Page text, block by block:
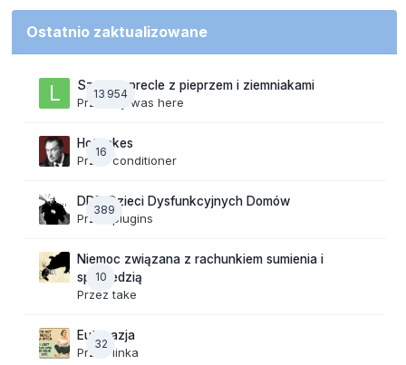
Ostatnio zaktualizowane
13 954
Szalone precle z pieprzem i ziemniakami
Przezlily was here
16
Hot takes
Przez conditioner
389
DDD Dzieci Dysfunkcyjnych Domów
Przezplugins
10
Niemoc związana z rachunkiem sumienia i
spowiedzią
Przeztake
32
Eutanazja
Przez linka